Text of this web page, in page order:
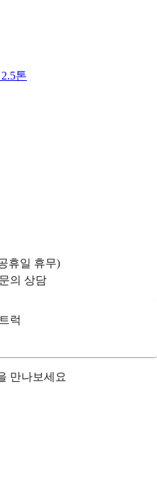
톤
휴일 휴무)
의 상담
럭
만나보세요